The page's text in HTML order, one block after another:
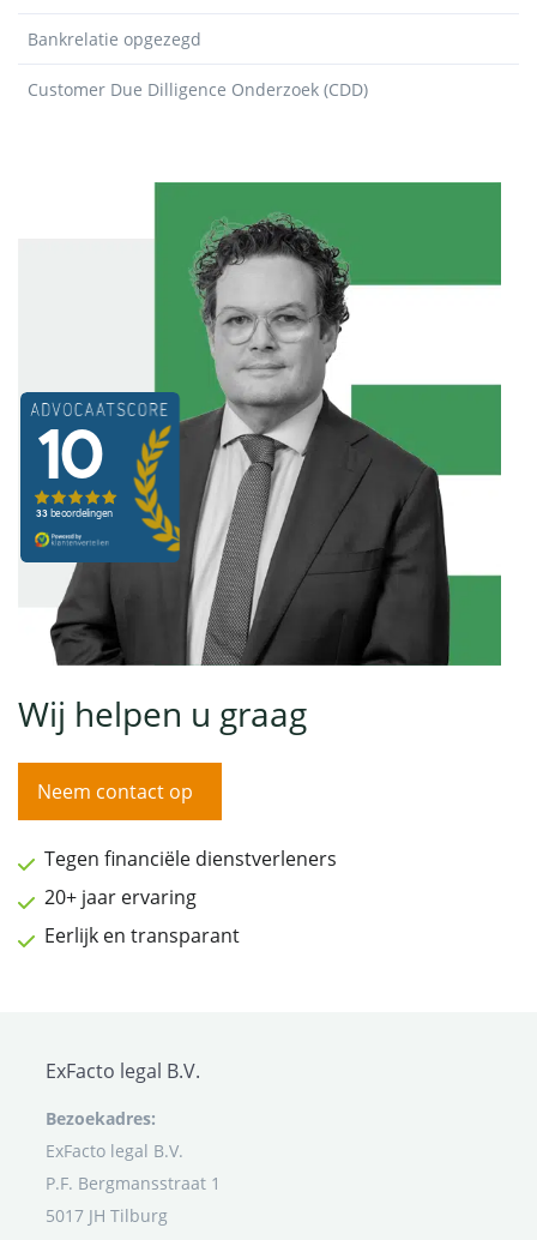
Bankrelatie opgezegd
Customer Due Dilligence Onderzoek (CDD)
Wij helpen u graag
Neem contact op
Tegen financiële dienstverleners
20+ jaar ervaring
Eerlijk en transparant
ExFacto legal B.V.
Bezoekadres:
ExFacto legal B.V.
P.F. Bergmansstraat 1
5017 JH Tilburg